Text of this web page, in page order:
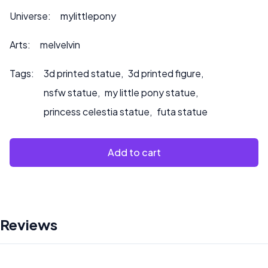
zamówień lub jeśli chcesz, abyśmy pomalowali produkt.
Universe: mylittlepony
Arts: melvelvin
Tags: 3d printed statue, 3d printed figure,
nsfw statue, my little pony statue,
princess celestia statue, futa statue
Add to cart
Reviews